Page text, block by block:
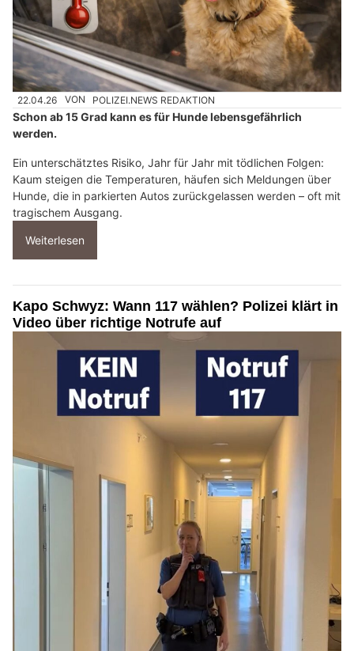
22.04.26 VON POLIZEI.NEWS REDAKTION
Schon ab 15 Grad kann es für Hunde lebensgefährlich
werden.
Ein unterschätztes Risiko, Jahr für Jahr mit tödlichen Folgen:
Kaum steigen die Temperaturen, häufen sich Meldungen über
Hunde, die in parkierten Autos zurückgelassen werden – oft mit
tragischem Ausgang.
Weiterlesen
Kapo Schwyz: Wann 117 wählen? Polizei klärt in
Video über richtige Notrufe auf